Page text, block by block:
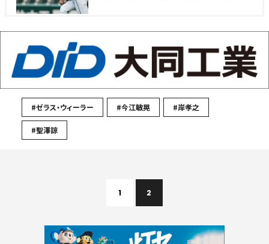
#ゼラス・ウィーラー #今江敏晃 #岸孝之
#聖澤諒
1 2